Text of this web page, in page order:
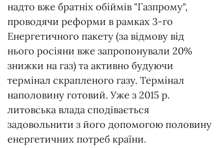
надто вже братніх обіймів "Газпрому",
проводячи реформи в рамках 3-го
Енергетичного пакету (за відмову від
нього росіяни вже запропонували 20%
знижки на газ) та активно будуючи
термінал скрапленого газу. Термінал
наполовину готовий. Уже з 2015 р.
литовська влада сподівається
задовольнити з його допомогою половину
енергетичних потреб країни.